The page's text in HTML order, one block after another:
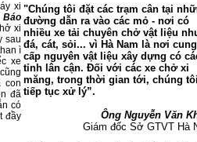
"Chúng tôi đặt các trạm cân tại
đường dẫn ra vào các mỏ - nơi có
nhiều xe tải chuyên chở vật liệu
đá, cát, sỏi... vì Hà Nam là nơi cung
cấp nguyên vật liệu xây dựng có
tỉnh lân cận. Đối với các xe chở xi
măng, trong thời gian tới, chúng
tiếp tục xử lý”.
Ông Nguyễn Văn
Giám đốc Sở GTVT Hà
xi
Báo
xi
sau
ì
xe
con
đã
có
đầy